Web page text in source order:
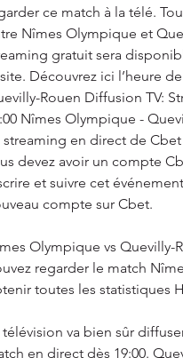
ce match à la télé.
Nîmes Olympique et
gratuit sera
Découvrez ici l’heure
Rouen Diffusion TV:
Nîmes Olympique -
streaming en direct de
devez avoir un compte
et suivre cet
compte sur Cbet.
Olympique vs Quevilly-
regarder le match
toutes les statistiques
télévision va bien sûr
en direct dès 19:00.